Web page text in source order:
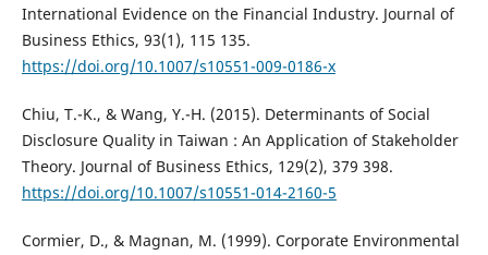
International Evidence on the Financial Industry. Journal of
Business Ethics, 93(1), 115 135.
https://doi.org/10.1007/s10551-009-0186-x
Chiu, T.-K., & Wang, Y.-H. (2015). Determinants of Social
Disclosure Quality in Taiwan : An Application of Stakeholder
Theory. Journal of Business Ethics, 129(2), 379 398.
https://doi.org/10.1007/s10551-014-2160-5
Cormier, D., & Magnan, M. (1999). Corporate Environmental